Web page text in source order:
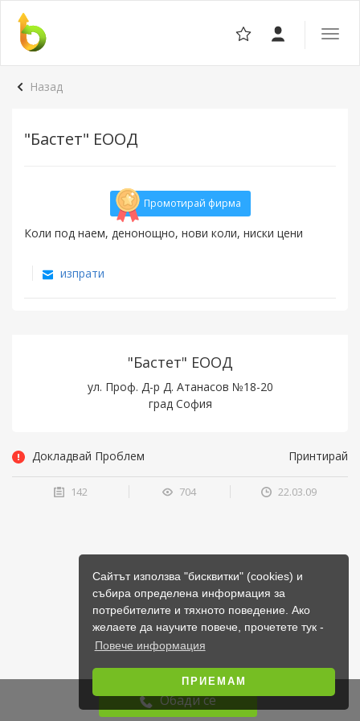
Сайтът използва "бисквитки" (cookies) и
събира определена информация за
потребителите и тяхното поведение. Ако
желаете да научите повече, прочетете тук -
Повече информация
ПРИЕМАМ
Назад
"Бастет" ЕООД
Промотирай фирма
Коли под наем, денонощно, нови коли, ниски цени
изпрати
"Бастет" ЕООД
ул. Проф. Д-р Д. Атанасов №18-20
град София
Обади се
Докладвай Проблем Принтирай
142 704 22.03.09